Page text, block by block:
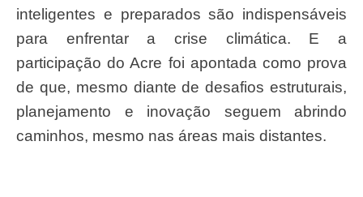
inteligentes e preparados são indispensáveis
para enfrentar a crise climática. E a
participação do Acre foi apontada como prova
de que, mesmo diante de desafios estruturais,
planejamento e inovação seguem abrindo
caminhos, mesmo nas áreas mais distantes.